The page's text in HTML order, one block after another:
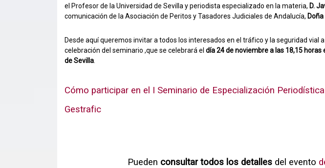
el Profesor de la Universidad de Sevilla y periodista especializado en la materia, D.
comunicación de la Asociación de Peritos y Tasadores Judiciales de Andalucía,
Desde aquí queremos invitar a todos los interesados en el tráfico y la seguridad vial
celebración del seminario ,que se celebrará el día 24 de noviembre a las 18,15 horas
de Sevilla
Cómo participar en el I Seminario de Especialización
Gestrafic
Pueden consultar todos los detalles del evento